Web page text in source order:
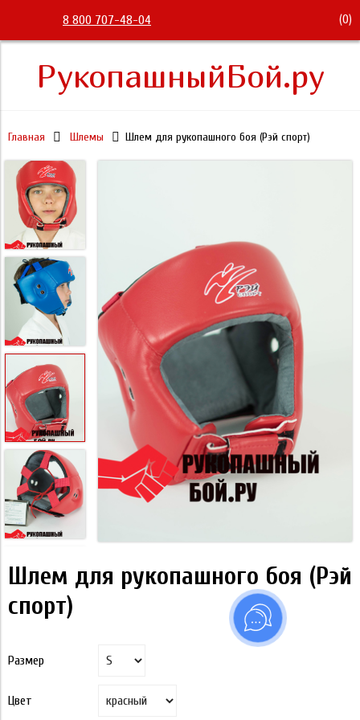
8 800 707-48-04 (0)
РукопашныйБой.ру
Главная Шлемы Шлем для рукопашного боя (Рэй спорт)
Шлем для рукопашного боя (Рэй
спорт)
Размер
Цвет